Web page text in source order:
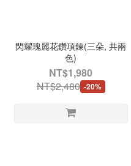
閃耀瑰麗花鑽項鍊(三朵, 共兩
色)
NT$1,980
NT$2,480 -20%